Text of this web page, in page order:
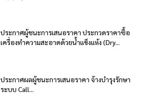
ประกาศผู้ชนะการเสนอราคา ประกวดราคาซื้อ
เครื่องทำความสะอาดด้วยน้ำแข็งแห้ง (Dry...
ประกาศผลผู้ชนะการเสนอราคา จ้างบำรุงรักษา
ระบบ Call...